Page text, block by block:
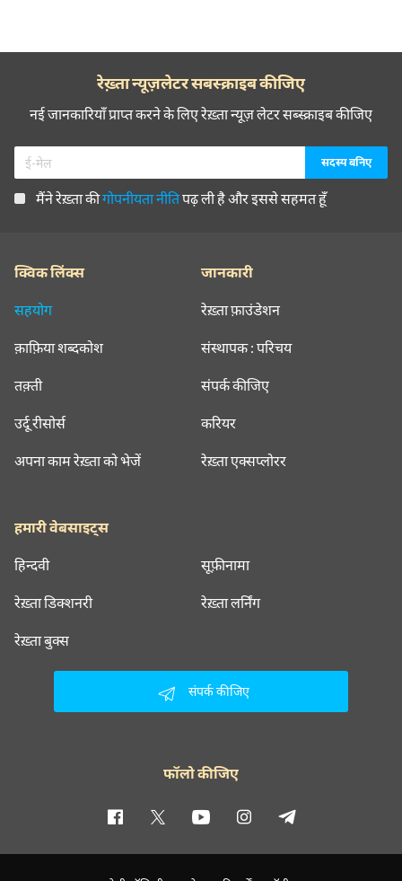
रेख़्ता न्यूज़लेटर सबस्क्राइब कीजिए
नई जानकारियाँ प्राप्त करने के लिए रेख़्ता न्यूज़ लेटर सब्स्क्राइब कीजिए
मैंने रेख़्ता कीगोपनीयता नीतिपढ़ ली है और इससे सहमत हूँ
क्विक लिंक्स
सहयोग
क़ाफ़िया शब्दकोश
तक़्ती
उर्दू रीसोर्स
अपना काम रेख़्ता को भेजें
जानकारी
रेख़्ता फ़ाउंडेशन
संस्थापक : परिचय
संपर्क कीजिए
करियर
रेख़्ता एक्सप्लोरर
हमारी वेबसाइट्स
हिन्दवी सूफ़ीनामा
रेख़्ता डिक्शनरी रेख़्ता लर्निंग
रेख़्ता बुक्स
संपर्क कीजिए
फॉलो कीजिए